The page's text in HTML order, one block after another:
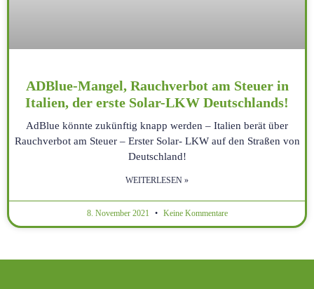
ADBlue-Mangel, Rauchverbot am Steuer in
Italien, der erste Solar-LKW Deutschlands!
AdBlue könnte zukünftig knapp werden – Italien berät über
Rauchverbot am Steuer – Erster Solar- LKW auf den Straßen von
Deutschland!
WEITERLESEN »
8. November 2021 Keine Kommentare